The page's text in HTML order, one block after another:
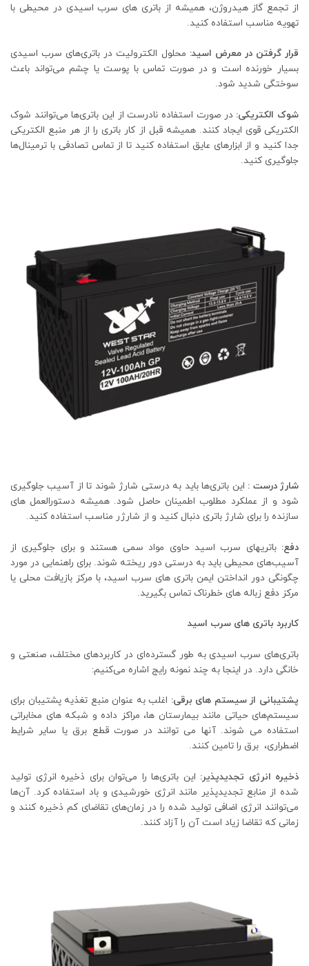
از تجمع گاز هیدروژن، همیشه از باتری های سرب اسیدی در محیطی با
تهویه مناسب استفاده کنید.
قرار گرفتن در معرض اسید: محلول الکترولیت در باتری‌های سرب اسیدی
بسیار خورنده است و در صورت تماس با پوست یا چشم می‌تواند باعث
سوختگی شدید شود.
شوک الکتریکی: در صورت استفاده نادرست از این باتری‌ها می‌توانند شوک
الکتریکی قوی ایجاد کنند. همیشه قبل از کار باتری را از هر منبع الکتریکی
جدا کنید و از ابزارهای عایق استفاده کنید تا از تماس تصادفی با ترمینال‌ها
جلوگیری کنید.
شارژ درست : این باتری‌ها باید به درستی شارژ شوند تا از آسیب جلوگیری
شود و از عملکرد مطلوب اطمینان حاصل شود. همیشه دستورالعمل های
سازنده را برای شارژ باتری دنبال کنید و از شارژر مناسب استفاده کنید.
دفع:
باتری‎های سرب اسید حاوی مواد سمی هستند و برای جلوگیری از
آسیب‌های محیطی باید به درستی دور ریخته شوند. برای راهنمایی در مورد
چگونگی دور انداختن ایمن باتری های سرب اسید، با مرکز بازیافت محلی یا
مرکز دفع زباله های خطرناک تماس بگیرید.
کاربرد باتری های سرب اسید
باتری‌های سرب اسیدی به طور گسترده‌ای در کاربردهای مختلف، صنعتی و
خانگی دارد. در اینجا به چند نمونه رایج اشاره می‌کنیم:
پشتیبانی از سیستم های برقی: اغلب به عنوان منبع تغذیه پشتیبان برای
سیستم‌های حیاتی مانند بیمارستان ها، مراکز داده و شبکه های مخابراتی
استفاده می شوند. آنها می توانند در صورت قطع برق یا سایر شرایط
اضطراری، برق را تامین کنند.
ذخیره انرژی تجدیدپذیر: این باتری‌ها را می‌توان برای ذخیره انرژی تولید
شده از منابع تجدیدپذیر مانند انرژی خورشیدی و باد استفاده کرد. آن‌ها
می‌توانند انرژی اضافی تولید شده را در زمان‌های تقاضای کم ذخیره کنند و
زمانی که تقاضا زیاد است آن را آزاد کنند.